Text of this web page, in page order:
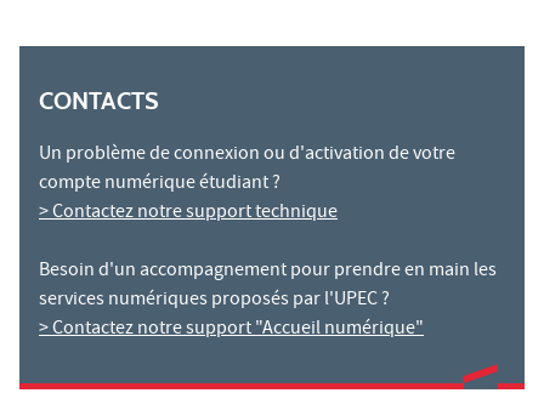
CONTACTS
Un problème de connexion ou d'activation de votre
compte numérique étudiant ?
> Contactez notre support technique
Besoin d'un accompagnement pour prendre en main les
services numériques proposés par l'UPEC ?
> Contactez notre support "Accueil numérique"